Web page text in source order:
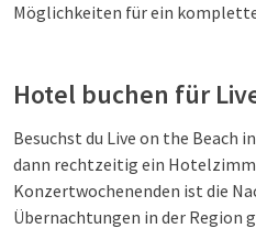
Möglichkeiten für ein
Hotel buchen für
Besuchst du Live on the Beach
dann rechtzeitig ein
Konzertwochenenden ist die
Übernachtungen in der Region